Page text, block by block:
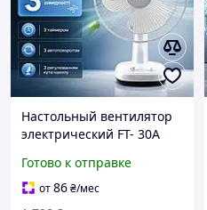
Настольный вентилятор
электрический FT- 30A
для стола дома офиса
спальни дачи от жары
домашний летний
Готово к отправке
от86₴/мес